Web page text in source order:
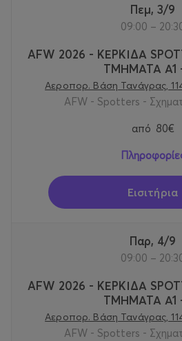
Πεμ, 3/9
09:00 –
AFW 2026 - ΚΕΡΚΙΔΑ
ΤΜΗΜΑΤΑ Α1
Αεροπορ. Βάση Τανάγρας,
AFW - Spotters -
από 80€
Εισιτήρια
Παρ, 4/9
09:00 –
AFW 2026 - ΚΕΡΚΙΔΑ
ΤΜΗΜΑΤΑ Α1
Αεροπορ. Βάση Τανάγρας,
AFW - Spotters -